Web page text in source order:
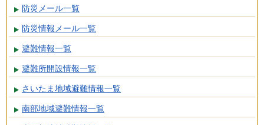
防災メール一覧
防災情報メール一覧
避難情報一覧
避難所開設情報一覧
さいたま地域避難情報一覧
南部地域避難情報一覧